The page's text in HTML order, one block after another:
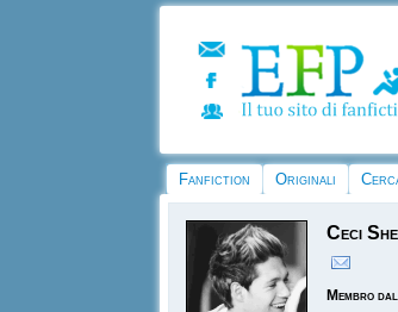
Fanfiction Originali
Ceci
Membro